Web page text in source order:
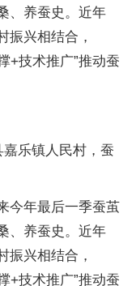
、养蚕史。近年
振兴相结合，
+技术推广”推动蚕
乐镇人民村，蚕
今年最后一季蚕茧
、养蚕史。近年
振兴相结合，
+技术推广”推动蚕